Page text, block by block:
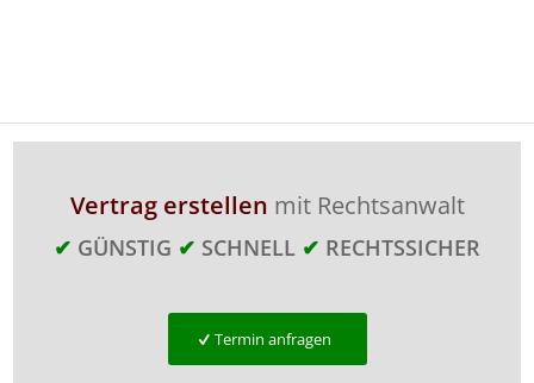
Vertrag erstellen mit Rechtsanwalt
✔ GÜNSTIG ✔ SCHNELL ✔ RECHTSSICHER
Termin anfragen